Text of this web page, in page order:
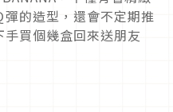
的造型，還會不定期推
買個幾盒回來送朋友